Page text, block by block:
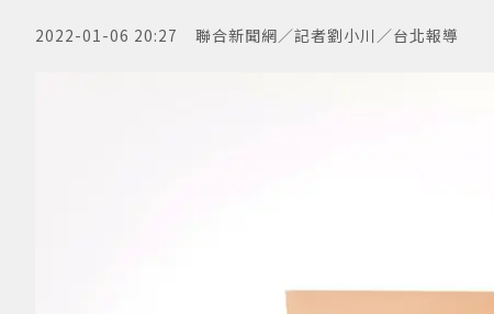
2022-01-06 20:27 聯合新聞網／記者劉小川／台北報導